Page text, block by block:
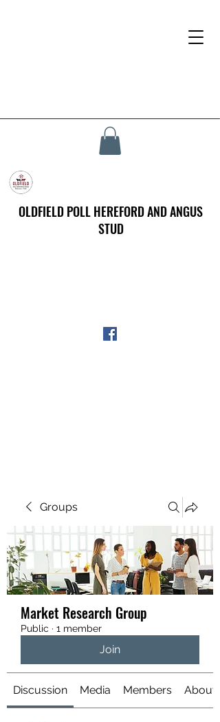
OLDFIELD POLL HEREFORD AND ANGUS
STUD
Groups
Market Research Group
Public · 1 member
Join
Discussion Media Members About